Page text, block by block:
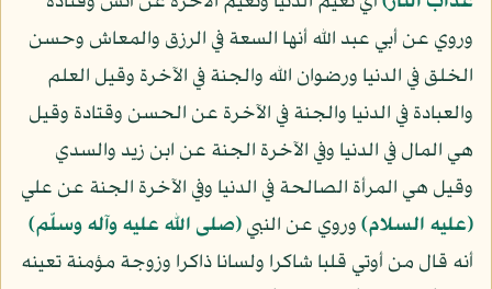
وروي عن أبي عبد الله أنها السعة في الرزق والمعاش وحسن
الخلق في الدنيا ورضوان الله والجنة في الآخرة وقيل العلم
والعبادة في الدنيا والجنة في الآخرة عن الحسن وقتادة وقيل
هي المال في الدنيا وفي الآخرة الجنة عن ابن زيد والسدي
وقيل هي المرأة الصالحة في الدنيا وفي الآخرة الجنة عن علي
(عليه السلام)وروي عن النبي(صلى الله عليه وآله وسلّم)
أنه قال من أوتي قلبا شاكرا ولسانا ذاكرا وزوجة مؤمنة تعينه